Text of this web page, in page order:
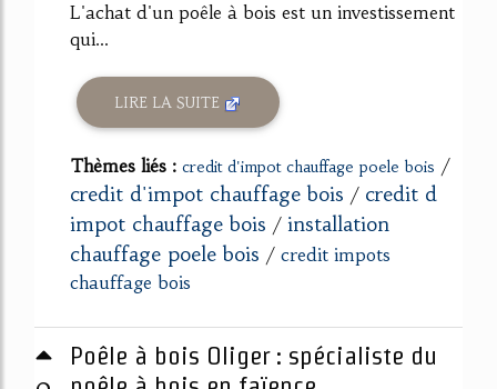
L'achat d'un poêle à bois est un investissement
qui...
LIRE LA SUITE
Thèmes liés : credit d'impot chauffage poele bois /
credit d'impot chauffage bois / credit d
impot chauffage bois / installation
chauffage poele bois / credit impots
chauffage bois
Poêle à bois Oliger : spécialiste du